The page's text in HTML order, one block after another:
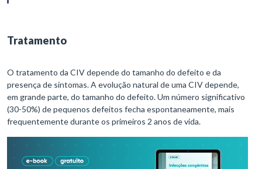
Tratamento
O tratamento da CIV depende do tamanho do defeito e da
presença de sintomas. A evolução natural de uma CIV depende,
em grande parte, do tamanho do defeito. Um número significativo
(30-50%) de pequenos defeitos fecha espontaneamente, mais
frequentemente durante os primeiros 2 anos de vida.